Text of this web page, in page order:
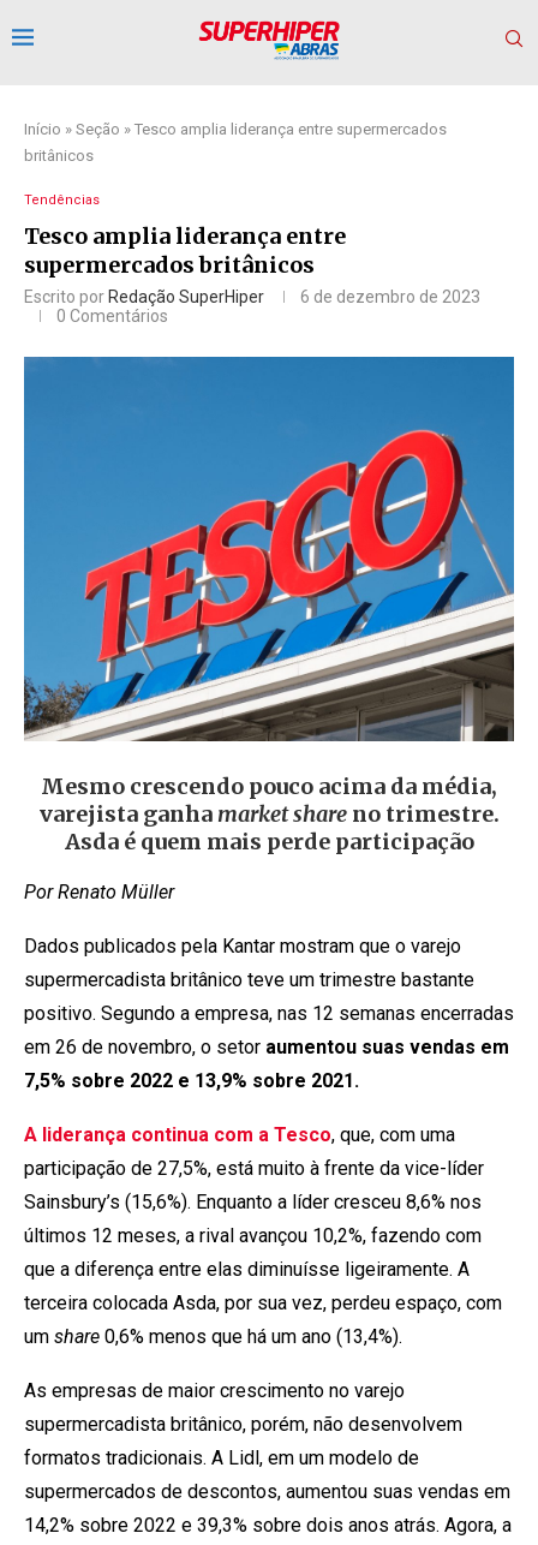
Início » Seção » Tesco amplia liderança entre supermercados
britânicos
Tendências
Tesco amplia liderança entre
supermercados britânicos
Escrito porRedação SuperHiper
6 de dezembro de 2023
0 Comentários
Mesmo crescendo pouco acima da média,
varejista ganha market shareno trimestre.
Asda é quem mais perde participação
Por Renato Müller
Dados publicados pela Kantar mostram que o varejo
supermercadista britânico teve um trimestre bastante
positivo. Segundo a empresa, nas 12 semanas encerradas
em 26 de novembro, o setor aumentou suas vendas em
7,5% sobre 2022 e 13,9% sobre 2021.
A liderança continua com a Tesco, que, com uma
participação de 27,5%, está muito à frente da vice-líder
Sainsbury’s (15,6%). Enquanto a líder cresceu 8,6% nos
últimos 12 meses, a rival avançou 10,2%, fazendo com
que a diferença entre elas diminuísse ligeiramente. A
terceira colocada Asda, por sua vez, perdeu espaço, com
um share 0,6% menos que há um ano (13,4%).
As empresas de maior crescimento no varejo
supermercadista britânico, porém, não desenvolvem
formatos tradicionais. A Lidl, em um modelo de
supermercados de descontos, aumentou suas vendas em
14,2% sobre 2022 e 39,3% sobre dois anos atrás. Agora, a